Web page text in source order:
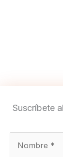
Suscríbete